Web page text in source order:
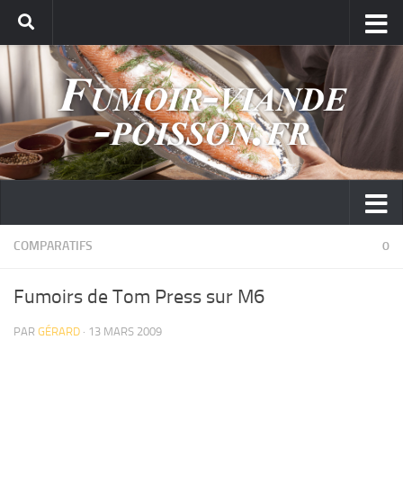
COMPARATIFS 0
Fumoirs de Tom Press sur M6
PAR GÉRARD · 13 MARS 2009